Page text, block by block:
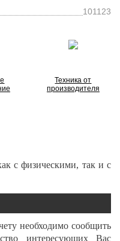
101123
Техника от
производителя
с физическими, так и с
необходимо сообщить
интересующих Вас